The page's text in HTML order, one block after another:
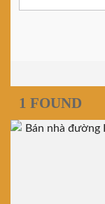
1 FOUND